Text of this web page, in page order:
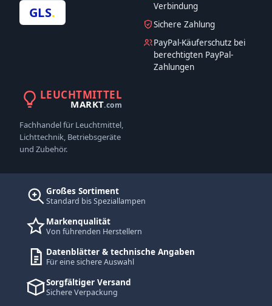
GLS.
Verbindung
Sichere Zahlung
PayPal-Käuferschutz bei
berechtigten PayPal-
Zahlungen
LEUCHTMITTEL
MARKT.com
Fachhandel für Leuchtmittel,
Lichttechnik, Betriebsgeräte
und Zubehör.
Großes Sortiment
Standard bis Speziallampen
Markenqualität
Von führenden Herstellern
Datenblätter & technische Angaben
Für eine sichere Auswahl
Sorgfältiger Versand
Sichere Verpackung